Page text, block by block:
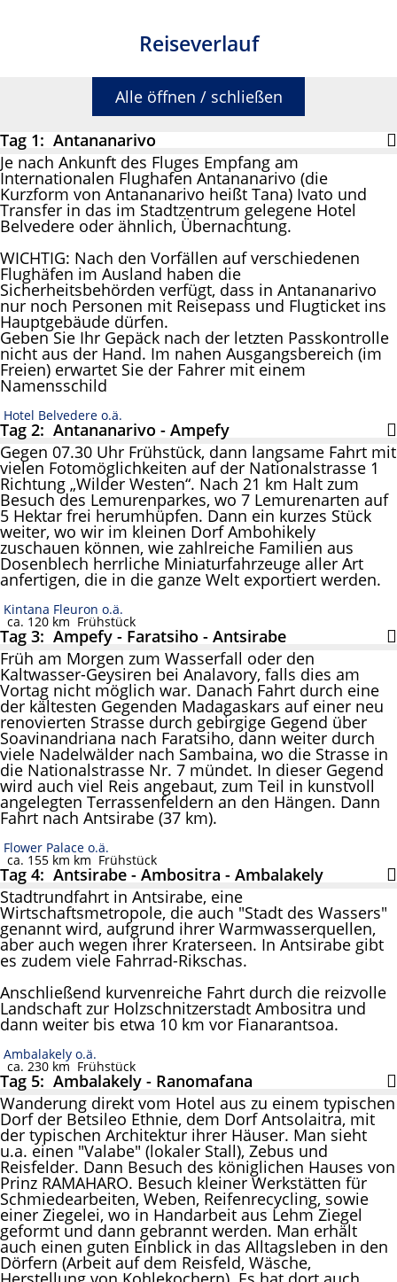
Reiseverlauf
Alle öffnen / schließen
Tag 1: Antananarivo
Je nach Ankunft des Fluges Empfang am
Internationalen Flughafen Antananarivo (die
Kurzform von Antananarivo heißt Tana) Ivato und
Transfer in das im Stadtzentrum gelegene Hotel
Belvedere oder ähnlich, Übernachtung.
WICHTIG: Nach den Vorfällen auf verschiedenen
Flughäfen im Ausland haben die
Sicherheitsbehörden verfügt, dass in Antananarivo
nur noch Personen mit Reisepass und Flugticket ins
Hauptgebäude dürfen.
Geben Sie Ihr Gepäck nach der letzten Passkontrolle
nicht aus der Hand. Im nahen Ausgangsbereich (im
Freien) erwartet Sie der Fahrer mit einem
Namensschild
Hotel Belvedere o.ä.
Tag 2: Antananarivo - Ampefy
Gegen 07.30 Uhr Frühstück, dann langsame Fahrt mit
vielen Fotomöglichkeiten auf der Nationalstrasse 1
Richtung „Wilder Westen“. Nach 21 km Halt zum
Besuch des Lemurenparkes, wo 7 Lemurenarten auf
5 Hektar frei herumhüpfen. Dann ein kurzes Stück
weiter, wo wir im kleinen Dorf Ambohikely
zuschauen können, wie zahlreiche Familien aus
Dosenblech herrliche Miniaturfahrzeuge aller Art
anfertigen, die in die ganze Welt exportiert werden.
Kintana Fleuron o.ä.
ca. 120 km Frühstück
Tag 3: Ampefy - Faratsiho - Antsirabe
Früh am Morgen zum Wasserfall oder den
Kaltwasser-Geysiren bei Analavory, falls dies am
Vortag nicht möglich war. Danach Fahrt durch eine
der kältesten Gegenden Madagaskars auf einer neu
renovierten Strasse durch gebirgige Gegend über
Soavinandriana nach Faratsiho, dann weiter durch
viele Nadelwälder nach Sambaina, wo die Strasse in
die Nationalstrasse Nr. 7 mündet. In dieser Gegend
wird auch viel Reis angebaut, zum Teil in kunstvoll
angelegten Terrassenfeldern an den Hängen. Dann
Fahrt nach Antsirabe (37 km).
Flower Palace o.ä.
ca. 155 km km Frühstück
Tag 4: Antsirabe - Ambositra - Ambalakely
Stadtrundfahrt in Antsirabe, eine
Wirtschaftsmetropole, die auch "Stadt des Wassers"
genannt wird, aufgrund ihrer Warmwasserquellen,
aber auch wegen ihrer Kraterseen. In Antsirabe gibt
es zudem viele Fahrrad-Rikschas.
Anschließend kurvenreiche Fahrt durch die reizvolle
Landschaft zur Holzschnitzerstadt Ambositra und
dann weiter bis etwa 10 km vor Fianarantsoa.
Ambalakely o.ä.
ca. 230 km Frühstück
Tag 5: Ambalakely - Ranomafana
Wanderung direkt vom Hotel aus zu einem typischen
Dorf der Betsileo Ethnie, dem Dorf Antsolaitra, mit
der typischen Architektur ihrer Häuser. Man sieht
u.a. einen "Valabe" (lokaler Stall), Zebus und
Reisfelder. Dann Besuch des königlichen Hauses von
Prinz RAMAHARO. Besuch kleiner Werkstätten für
Schmiedearbeiten, Weben, Reifenrecycling, sowie
einer Ziegelei, wo in Handarbeit aus Lehm Ziegel
geformt und dann gebrannt werden. Man erhält
auch einen guten Einblick in das Alltagsleben in den
Dörfern (Arbeit auf dem Reisfeld, Wäsche,